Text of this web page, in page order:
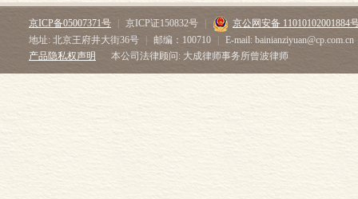
京ICP备05007371号 京ICP证150832号
京公网安备 11010102001884
地址: 北京王府井大街36号
邮编：100710
E-mail: bainianziyuan@cp.com.cn
产品隐私权声明
本公司法律顾问: 大成律师事务所曾波律师